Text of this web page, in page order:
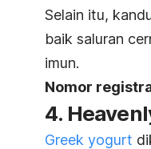
Selain itu,
baik saluran
imun.
Nomor
4.
Greek yogurt